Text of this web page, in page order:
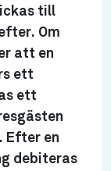
till
Om
att en
ett
ett
Efter en
debiteras